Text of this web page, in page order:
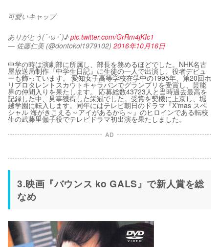
可愛いキャップ
ありがとう(´･ω･`)♪ pic.twitter.com/GrRm4jKIc1
— 佐藤仁美 (@dontokoi1979102) 2016年10月16日
中学の時は演劇部に所属し、部長を務めるほどでした。NHK名古
屋放送局制作『中学生日記』に生徒の一人で出演し、役者デビュ
ーも飾っています。 愛知女子高等学校在学中の1995年、第20回ホ
リプロタレントスカウトキャラバンでグランプリを受賞し、芸能
界の仲間入りを果たします。 応募総数43723人と当時過去最高を
記録した中、見事獲得した栄冠でした。受賞を契機に上京し、堀
越学園に転入します。同年にはテレビ朝日のドラマ『X'mas スペ
シャル 海がきこえる～アイがあるから～』のヒロインである転校
生の武藤里伽子役でテレビドラマ初出演を果たしました。
AD
3.映画『バウンス ko GALS』で新人賞を総
なめ